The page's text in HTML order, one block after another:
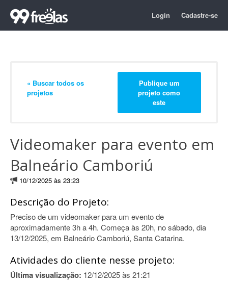
Login Cadastre-se
« Buscar todos os
projetos
Publique um
projeto como
este
Videomaker para evento em
Balneário Camboriú
10/12/2025 às 23:23
Descrição do Projeto:
Preciso de um videomaker para um evento de
aproximadamente 3h a 4h. Começa às 20h, no sábado, dia
13/12/2025, em Balneário Camboriú, Santa Catarina.
Atividades do cliente nesse projeto:
Última visualização: 12/12/2025 às 21:21